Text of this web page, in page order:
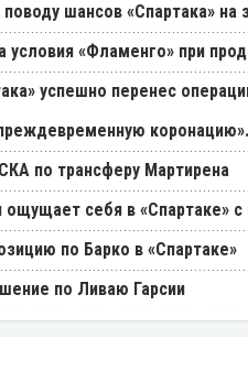
шансов «Спартака»
условия «Фламенго» при
успешно перенес
по трансферу Мартирена
ощущает себя в «Спартаке» с
по Барко в «Спартаке»
по Ливаю Гарсии